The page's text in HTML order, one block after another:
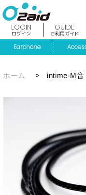
LOGIN
ログイン
GUIDE
ご利用ガイド
Earphone
ホーム > intime-M音